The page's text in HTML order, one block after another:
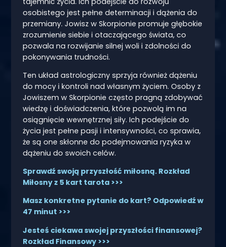
osobistego jest pełne determinacji i dążenia do
przemiany. Jowisz w Skorpionie promuje głębokie
zrozumienie siebie i otaczającego świata, co
pozwala na rozwijanie silnej woli i zdolności do
pokonywania trudności.
Ten układ astrologiczny sprzyja również dążeniu
do mocy i kontroli nad własnym życiem. Osoby z
Jowiszem w Skorpionie często pragną zdobywać
wiedzę i doświadczenia, które pozwolą im na
osiągnięcie wewnętrznej siły. Ich podejście do
życia jest pełne pasji i intensywności, co sprawia,
że są one skłonne do podejmowania ryzyka w
dążeniu do swoich celów.
Sprawdź swoją przyszłość miłosną. Rozkład
Miłosny z 5 kart tarota >>>
Masz konkretne pytanie do kart? Odpowiedź w
47 minut >>>
Jesteś ciekawa swojej przyszłości finansowej?
Rozkład Finansowy >>>